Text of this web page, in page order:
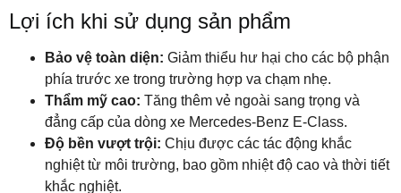
Lợi ích khi sử dụng sản phẩm
Bảo vệ toàn diện: Giảm thiểu hư hại cho các bộ phận
phía trước xe trong trường hợp va chạm nhẹ.
Thẩm mỹ cao: Tăng thêm vẻ ngoài sang trọng và
đẳng cấp của dòng xe Mercedes-Benz E-Class.
Độ bền vượt trội: Chịu được các tác động khắc
nghiệt từ môi trường, bao gồm nhiệt độ cao và thời tiết
khắc nghiệt.